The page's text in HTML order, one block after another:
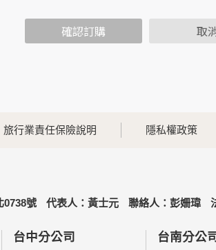
進行統計與分析，分析結果之統計數據或
人資料給其他個人、團體、私人企業或公
確認訂購 取
旅行業責任保險說明 隱私權政策
0738號 代表人：黃士元 聯絡人：彭姍瑋
台中分公司 台南分公